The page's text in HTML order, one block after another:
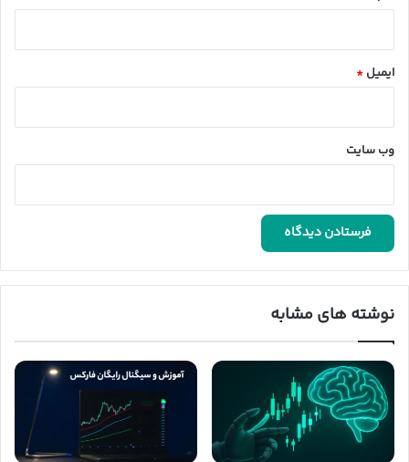
ایمیل *
وب‌ سایت
نوشته های مشابه